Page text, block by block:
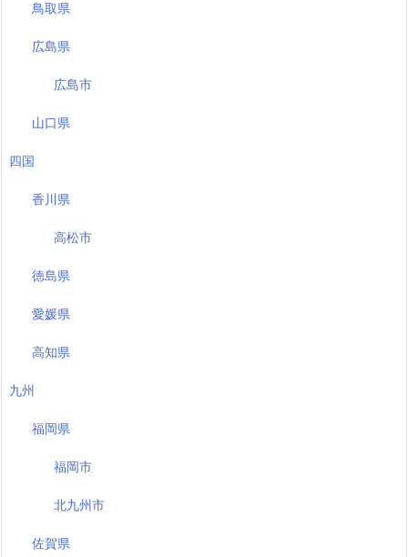
鳥取県
広島県
広島市
山口県
四国
香川県
高松市
徳島県
愛媛県
高知県
九州
福岡県
福岡市
北九州市
佐賀県